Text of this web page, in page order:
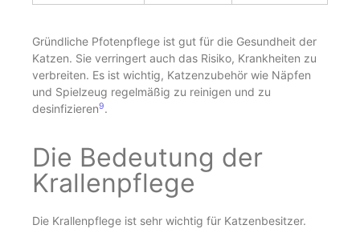
Gründliche Pfotenpflege ist gut für die Gesundheit der
Katzen. Sie verringert auch das Risiko, Krankheiten zu
verbreiten. Es ist wichtig, Katzenzubehör wie Näpfen
und Spielzeug regelmäßig zu reinigen und zu
desinfizieren9.
Die Bedeutung der
Krallenpflege
Die Krallenpflege ist sehr wichtig für Katzenbesitzer.